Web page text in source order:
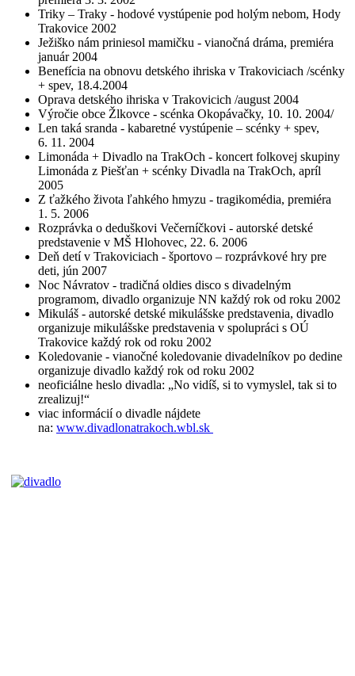
Triky – Traky - hodové vystúpenie pod holým nebom, Hody
Trakovice 2002
Ježiško nám priniesol mamičku - vianočná dráma, premiéra
január 2004
Benefícia na obnovu detského ihriska v Trakoviciach /scénky
+ spev, 18.4.2004
Oprava detského ihriska v Trakovicich /august 2004
Výročie obce Žlkovce - scénka Okopávačky, 10. 10. 2004/
Len taká sranda - kabaretné vystúpenie – scénky + spev,
6. 11. 2004
Limonáda + Divadlo na TrakOch - koncert folkovej skupiny
Limonáda z Piešťan + scénky Divadla na TrakOch, apríl
2005
Z ťažkého života ľahkého hmyzu - tragikomédia, premiéra
1. 5. 2006
Rozprávka o deduškovi Večerníčkovi - autorské detské
predstavenie v MŠ Hlohovec, 22. 6. 2006
Deň detí v Trakoviciach - športovo – rozprávkové hry pre
deti, jún 2007
Noc Návratov - tradičná oldies disco s divadelným
programom, divadlo organizuje NN každý rok od roku 2002
Mikuláš - autorské detské mikulášske predstavenia, divadlo
organizuje mikulášske predstavenia v spolupráci s OÚ
Trakovice každý rok od roku 2002
Koledovanie - vianočné koledovanie divadelníkov po dedine
organizuje divadlo každý rok od roku 2002
neoficiálne heslo divadla: „No vidíš, si to vymyslel, tak si to
zrealizuj!“
viac informácií o divadle nájdete
na: www.divadlonatrakoch.wbl.sk